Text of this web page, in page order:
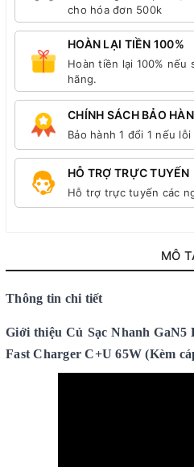
cho hóa đơn 500k
HOÀN LẠI TIỀN 100%
Hoàn tiền lại 100% nếu
hãng.
CHÍNH SÁCH BẢO
Bảo hành 1 đổi 1 nếu
HỖ TRỢ TRỰC TUYẾN
Hỗ trợ trực tuyến các
MÔ
Thông tin chi tiết
Giới thiệu Củ Sạc Nhanh GaN5
Fast Charger C+U 65W (Kèm